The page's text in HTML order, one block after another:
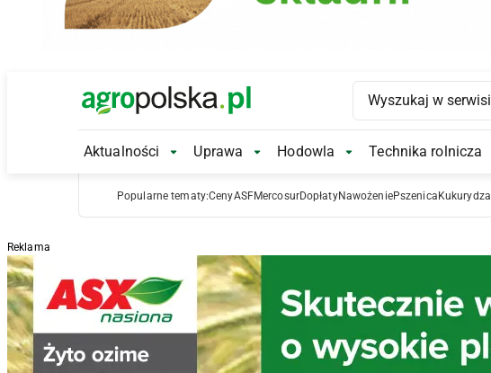
Main Logo
Aktualności Aktualności Submenu
Uprawa Uprawa Submenu
Hodowla Hodowla Submenu
Technika rolnicza
Popularne tematy:CenyASFMercosurDopłatyNawożeniePszenica Kukurydza
Reklama